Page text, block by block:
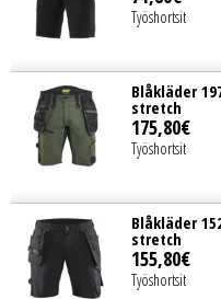
Työshortsit
Blåkläder
stretch
175,80€
Työshortsit
Blåkläder
stretch
155,80€
Työshortsit